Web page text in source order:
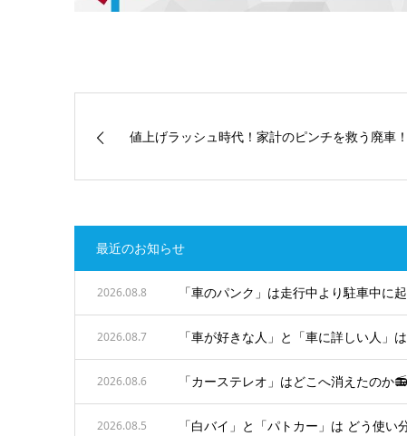
値上げラッシュ時代！家計のピンチを救う廃車！
最近のお知らせ
「車のパンク」は走行中より駐車中に
2026.08.8
「車が好きな人」と「車に詳しい人」
2026.08.7
「カーステレオ」はどこへ消えたのか
2026.08.6
「白バイ」と「パトカー」は どう使
2026.08.5